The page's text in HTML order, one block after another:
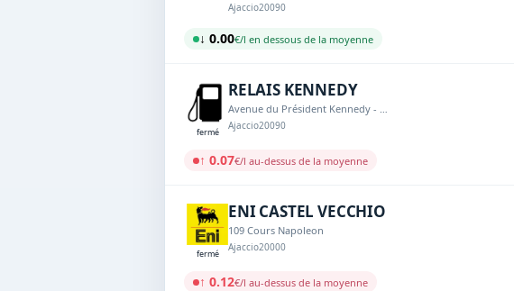
Ajaccio20090
↓ 0.00€/l en dessous de la moyenne
fermé
RELAIS KENNEDY
Avenue du Président Kennedy - HLM Bat P
Ajaccio20090
↑ 0.07€/l au-dessus de la moyenne
fermé
ENI CASTEL VECCHIO
109 Cours Napoleon
Ajaccio20000
↑ 0.12€/l au-dessus de la moyenne